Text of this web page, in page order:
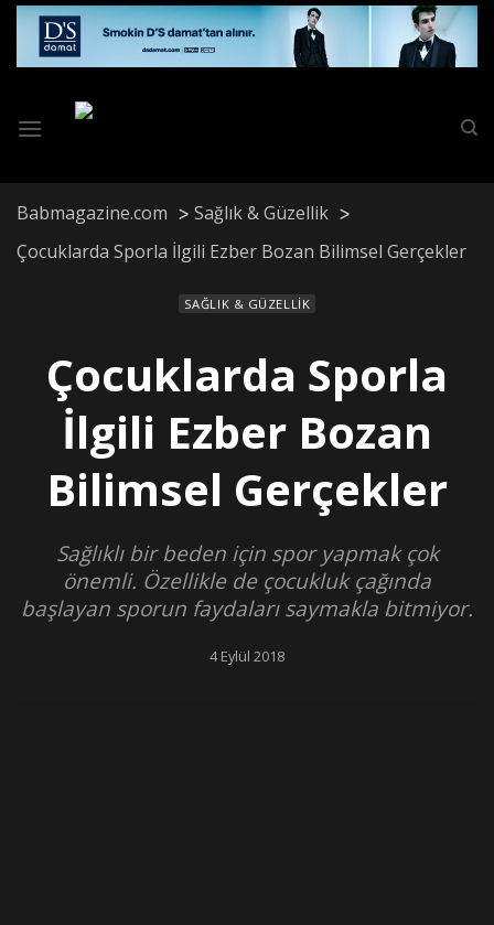
Skip
content
Babmagazine.com
Sağlık & Güzellik
Çocuklarda Sporla İlgili Ezber Bozan Bilimsel Gerçekler
SAĞLIK & GÜZELLIK
Çocuklarda Sporla
İlgili Ezber Bozan
Bilimsel Gerçekler
Sağlıklı bir beden için spor yapmak çok
önemli. Özellikle de çocukluk çağında
başlayan sporun faydaları saymakla bitmiyor.
4 Eylül 2018